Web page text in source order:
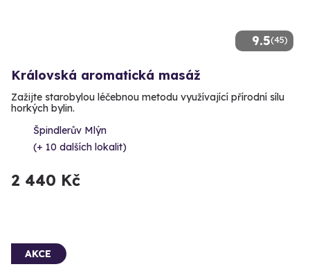
9.5(45)
Královská aromatická masáž
Zažijte starobylou léčebnou metodu využívající přírodní sílu
horkých bylin.
Špindlerův Mlýn
(+ 10 dalších lokalit)
2 440 Kč
AKCE